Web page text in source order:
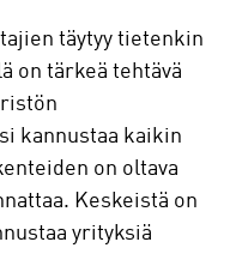
täytyy tietenkin
on tärkeä tehtävä
kannustaa kaikin
on oltava
Keskeistä on
yrityksiä